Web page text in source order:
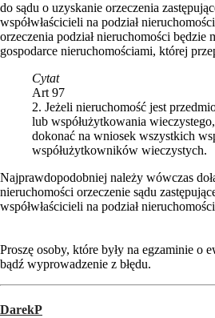
do sądu o uzyskanie orzeczenia
współwłaścicieli na podział
orzeczenia podział nieruchomości
gospodarce nieruchomościami, której
Cytat
Art 97
2. Jeżeli nieruchomość jest
lub współużytkowania
dokonać na wniosek wszystkich
współużytkowników wieczystych.
Najprawdopodobniej należy wówczas
nieruchomości orzeczenie sądu
współwłaścicieli na podział
Proszę osoby, które były na egzaminie o
bądź wyprowadzenie z błędu.
DarekP